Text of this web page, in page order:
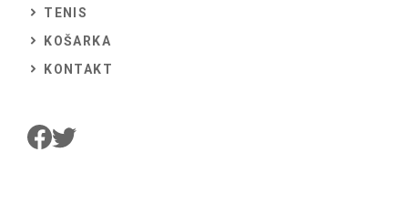
TENIS
KOŠARKA
KONTAKT